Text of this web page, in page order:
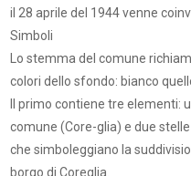
il 28 aprile del 1944 venne
Simboli
Lo stemma del comune
colori dello sfondo: bianco
Il primo contiene tre elementi:
comune (Core-glia) e due
che simboleggiano la
borgo di Coreglia.